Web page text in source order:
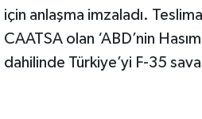
için anlaşma imzaladı.
CAATSA olan ‘ABD’nin
dahilinde Türkiye’yi F-35